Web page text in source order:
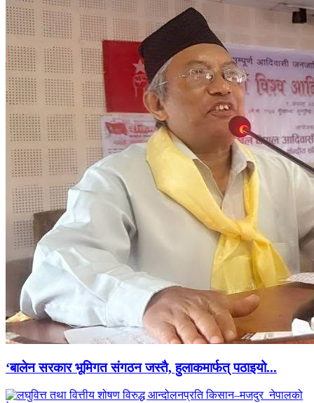
‘बालेन सरकार भूमिगत संगठन जस्तै, हुलाकमार्फत् पठाइयो...